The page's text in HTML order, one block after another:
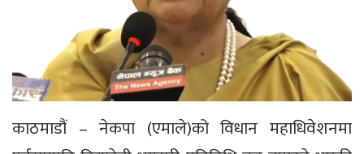
काठमाडौं – नेकपा (एमाले)को विधान महाधिवेशनमा